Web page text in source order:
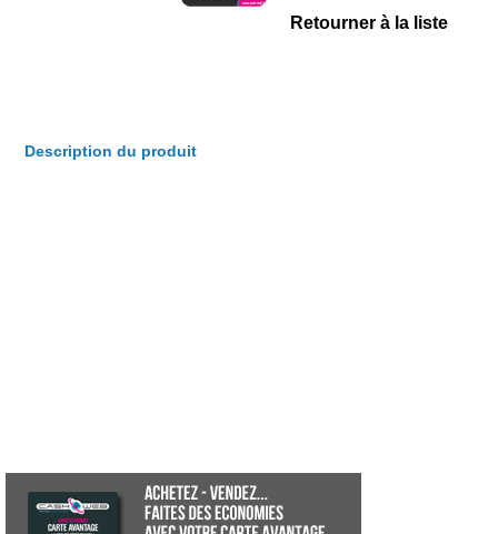
Retourner à la liste
Description du produit